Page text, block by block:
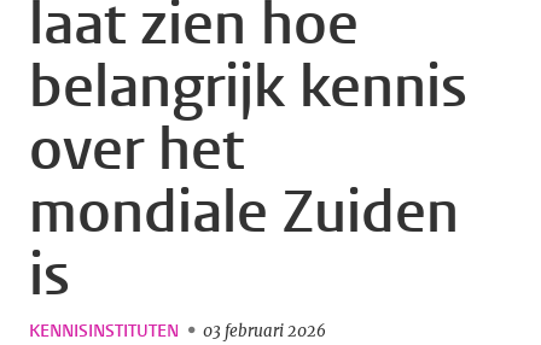
laat zien hoe
belangrijk kennis
over het
mondiale Zuiden
is
KENNISINSTITUTEN 03 februari 2026